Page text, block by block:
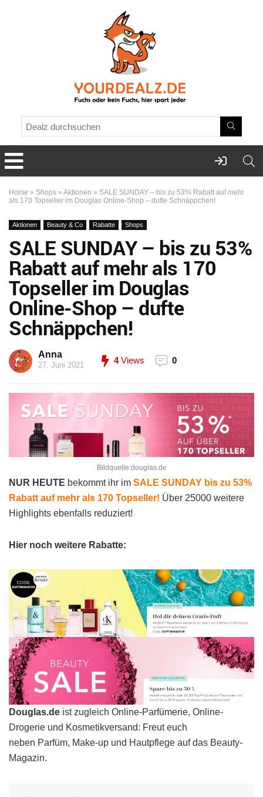
Home » Shops » Aktionen » SALE SUNDAY – bis zu 53% Rabatt auf mehr
als 170 Topseller im Douglas Online-Shop – dufte Schnäppchen!
Aktionen Beauty & Co Rabatte Shops
SALE SUNDAY – bis zu 53%
Rabatt auf mehr als 170
Topseller im Douglas
Online-Shop – dufte
Schnäppchen!
Anna
27. Juni 2021 4Views 0
Bildquelle:douglas.de
NUR HEUTE bekommt ihr im SALE SUNDAY bis zu 53%
Rabatt auf mehr als 170 Topseller! Über 25000 weitere
Highlights ebenfalls reduziert!
Hier noch weitere Rabatte:
Douglas.de ist zugleich Online-Parfümerie, Online-
Drogerie und Kosmetikversand: Freut euch
neben Parfüm, Make-up und Hautpflege auf das Beauty-
Magazin.